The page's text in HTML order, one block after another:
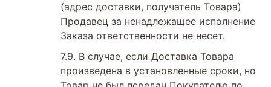
(адрес доставки, получатель Товара)
Продавец за ненадлежащее исполнение
Заказа ответственности не несет.
В случае, если Доставка Товара
произведена в установленные сроки, но